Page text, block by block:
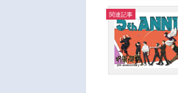
関連記事